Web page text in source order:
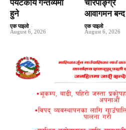
पर्यटकीय गन्तव्यमा
हुने
एक पाइलो -
August 6, 2026
चारपाङ्ग्रे
आवागमन बन्द
एक पाइलो -
August 6, 2026